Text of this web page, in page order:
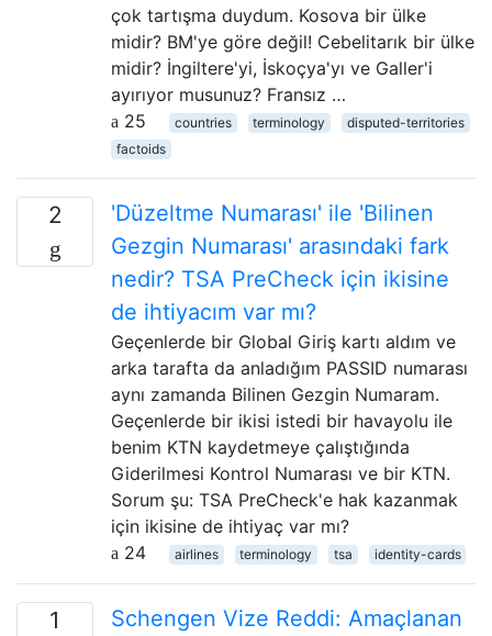
çok tartışma duydum. Kosova bir ülke
midir? BM'ye göre değil! Cebelitarık bir ülke
midir? İngiltere'yi, İskoçya'yı ve Galler'i
ayırıyor musunuz? Fransız …
25
countries terminology
disputed-territories
factoids
2
'Düzeltme Numarası' ile 'Bilinen
Gezgin Numarası' arasındaki fark
nedir? TSA PreCheck için ikisine
de ihtiyacım var mı?
Geçenlerde bir Global Giriş kartı aldım ve
arka tarafta da anladığım PASSID numarası
aynı zamanda Bilinen Gezgin Numaram.
Geçenlerde bir ikisi istedi bir havayolu ile
benim KTN kaydetmeye çalıştığında
Giderilmesi Kontrol Numarası ve bir KTN.
Sorum şu: TSA PreCheck'e hak kazanmak
için ikisine de ihtiyaç var mı?
24
airlines terminology tsa identity-cards
1
Schengen Vize Reddi: Amaçlanan